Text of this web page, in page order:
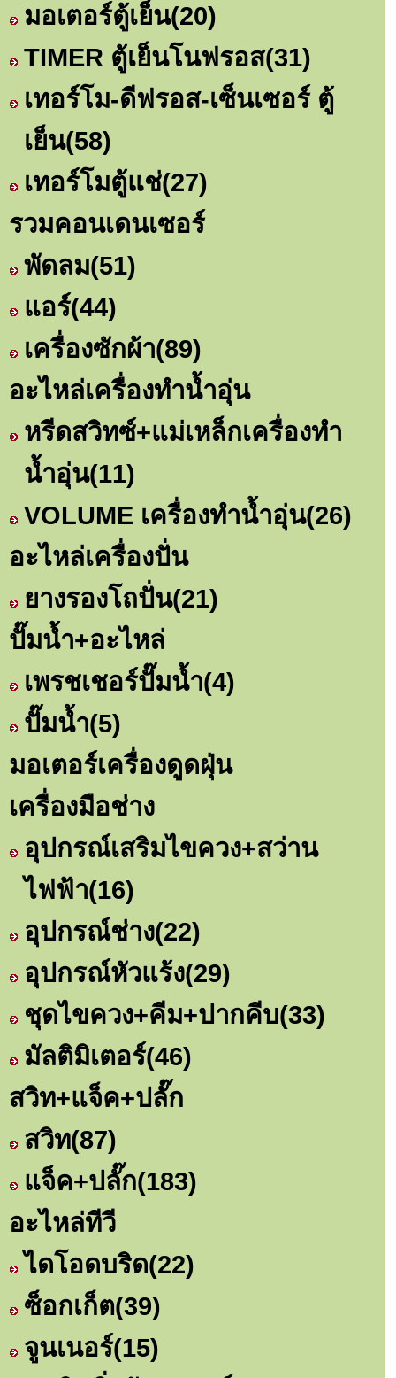
มอเตอร์ตู้เย็น(20)
TIMER ตู้เย็นโนฟรอส(31)
เทอร์โม-ดีฟรอส-เซ็นเซอร์ ตู้
เย็น(58)
เทอร์โมตู้แช่(27)
รวมคอนเดนเซอร์
พัดลม(51)
แอร์(44)
เครื่องซักผ้า(89)
อะไหล่เครื่องทำน้ำอุ่น
หรีดสวิทซ์+แม่เหล็กเครื่องทำ
น้ำอุ่น(11)
VOLUME เครื่องทำน้ำอุ่น(26)
อะไหล่เครื่องปั่น
ยางรองโถปั่น(21)
ปั๊มน้ำ+อะไหล่
เพรชเชอร์ปั๊มน้ำ(4)
ปั๊มน้ำ(5)
มอเตอร์เครื่องดูดฝุ่น
เครื่องมือช่าง
อุปกรณ์เสริมไขควง+สว่าน
ไฟฟ้า(16)
อุปกรณ์ช่าง(22)
อุปกรณ์หัวแร้ง(29)
ชุดไขควง+คีม+ปากคีบ(33)
มัลติมิเตอร์(46)
สวิท+แจ็ค+ปลั๊ก
สวิท(87)
แจ็ค+ปลั๊ก(183)
อะไหล่ทีวี
ไดโอดบริด(22)
ซ็อกเก็ต(39)
จูนเนอร์(15)